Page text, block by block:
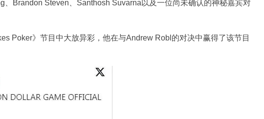
、Brandon Steven、Santhosh Suvarna以及一位尚未确认的神秘嘉宾对
Poker》节目中大放异彩，他在与Andrew Robl的对决中赢得了该节目